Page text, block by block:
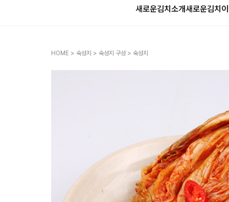
새로운김치소개새로운김치
HOME > 숙성지 > 숙성지 구성 > 숙성지